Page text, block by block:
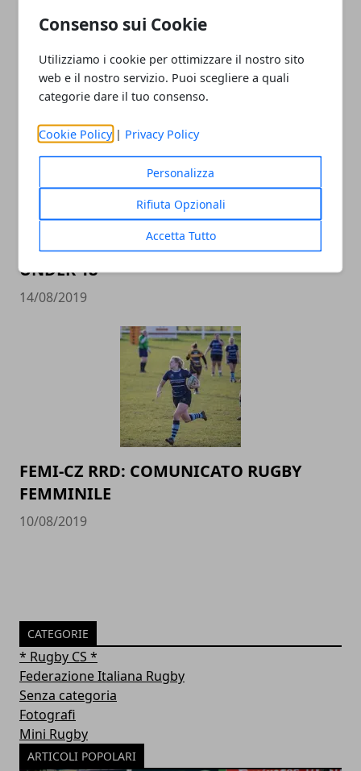
Consenso sui Cookie
Utilizziamo i cookie per ottimizzare il nostro sito
web e il nostro servizio. Puoi scegliere a quali
categorie dare il tuo consenso.
Cookie Policy | Privacy Policy
Personalizza
Rifiuta Opzionali
Accetta Tutto
20/08/2019
FEMI-CZ RRD: JACQUES MOMBERG
COLLABORERA&rsquo; CON LO STAFF
TECNICO DELLA FTGI RUGBY POLESINE
UNDER 18
14/08/2019
FEMI-CZ RRD: COMUNICATO RUGBY
FEMMINILE
10/08/2019
CATEGORIE
* Rugby CS *
Federazione Italiana Rugby
Senza categoria
Fotografi
Mini Rugby
ARTICOLI POPOLARI